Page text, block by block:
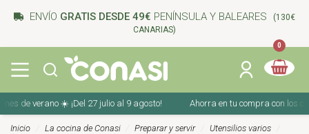
ENVÍO GRATIS DESDE 49€ PENÍNSULA Y BALEARES
(130€
CANARIAS)
0
de verano ☀️ ¡Del 27 julio al 9 agosto! Ahorra en tu compra con los
Inicio La cocina de Conasi Preparar y servir Utensilios varios